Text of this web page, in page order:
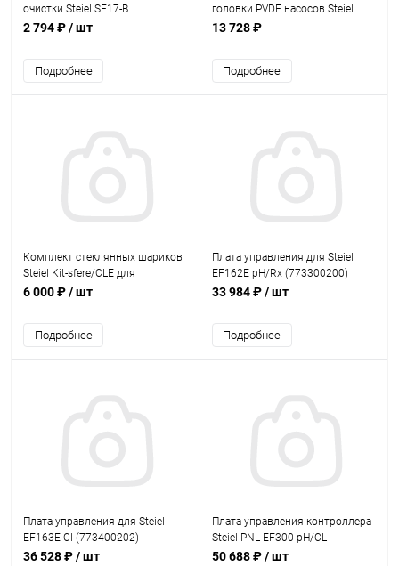
очистки Steiel SF17-B
(80710034)
2 794 ₽/ шт
Подробнее
головки PVDF насосов Steiel
EF150/158/162/163/300
13 728 ₽
Подробнее
Комплект стеклянных шариков
Steiel Kit-sfere/CLE для
амперометрической ячейки
6 000 ₽/ шт
Подробнее
Плата управления для Steiel
EF162E pH/Rx (773300200)
33 984 ₽/ шт
Подробнее
Плата управления для Steiel
EF163E Cl (773400202)
36 528 ₽/ шт
Плата управления контроллера
Steiel PNL EF300 pH/CL
(77010134/AQM)
50 688 ₽/ шт